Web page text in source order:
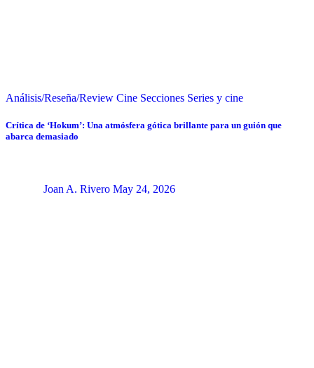
Análisis/Reseña/Review Cine Secciones Series y cine
Crítica de ‘Hokum’: Una atmósfera gótica brillante para un guión que
abarca demasiado
Joan A. Rivero May 24, 2026